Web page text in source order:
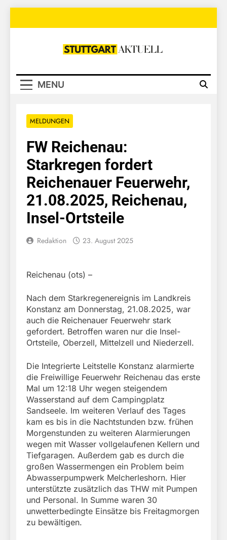
Stuttgart
MENU
MELDUNGEN
FW Reichenau:
Starkregen fordert
Reichenauer Feuerwehr,
21.08.2025, Reichenau,
Insel-Ortsteile
Redaktion 23. August 2025
Reichenau (ots) –
Nach dem Starkregenereignis im Landkreis
Konstanz am Donnerstag, 21.08.2025, war
auch die Reichenauer Feuerwehr stark
gefordert. Betroffen waren nur die Insel-
Ortsteile, Oberzell, Mittelzell und Niederzell.
Die Integrierte Leitstelle Konstanz alarmierte
die Freiwillige Feuerwehr Reichenau das erste
Mal um 12:18 Uhr wegen steigendem
Wasserstand auf dem Campingplatz
Sandseele. Im weiteren Verlauf des Tages
kam es bis in die Nachtstunden bzw. frühen
Morgenstunden zu weiteren Alarmierungen
wegen mit Wasser vollgelaufenen Kellern und
Tiefgaragen. Außerdem gab es durch die
großen Wassermengen ein Problem beim
Abwasserpumpwerk Melcherleshorn. Hier
unterstützte zusätzlich das THW mit Pumpen
und Personal. In Summe waren 30
unwetterbedingte Einsätze bis Freitagmorgen
zu bewältigen.